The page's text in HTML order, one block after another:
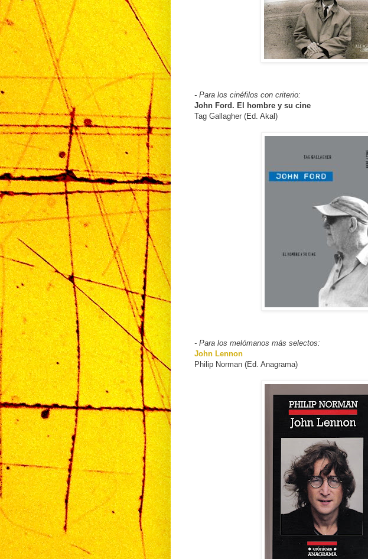
- Para los cinéfilos con criterio:
John Ford. El hombre y su cine
Tag Gallagher (Ed. Akal)
- Para los melómanos más selectos:
John Lennon
Philip Norman (Ed. Anagrama)